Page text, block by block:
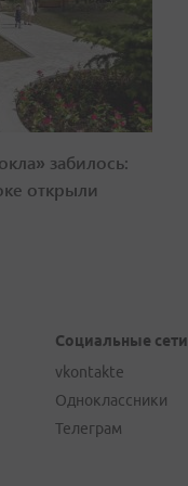
забилось:
открыли
Социальные сети
vkontakte
Одноклассники
Телеграм